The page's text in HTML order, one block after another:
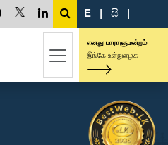
E | සි |
எனது பாராளுமன்றம்
இங்கே உள்நுழைக